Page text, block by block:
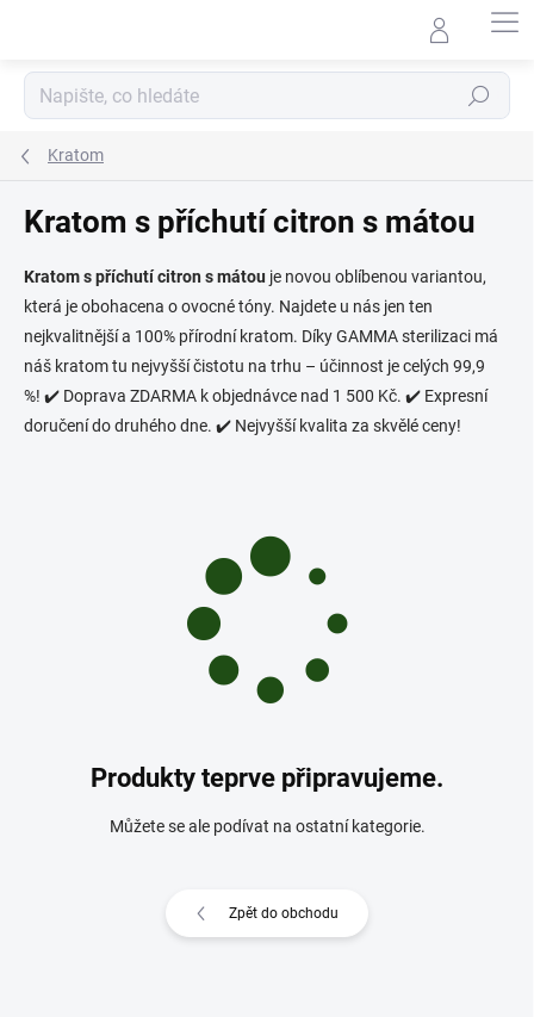
Hledat
Kratom
Kratom s příchutí citron s mátou
Kratom s příchutí citron s mátou je novou oblíbenou variantou,
která je obohacena o ovocné tóny. Najdete u nás jen ten
nejkvalitnější a 100% přírodní kratom. Díky GAMMA sterilizaci má
náš kratom tu nejvyšší čistotu na trhu – účinnost je celých 99,9
%! ✔️ Doprava ZDARMA k objednávce nad 1 500 Kč. ✔️ Expresní
doručení do druhého dne. ✔️ Nejvyšší kvalita za skvělé ceny!
Produkty teprve připravujeme.
Můžete se ale podívat na ostatní kategorie.
Zpět do obchodu